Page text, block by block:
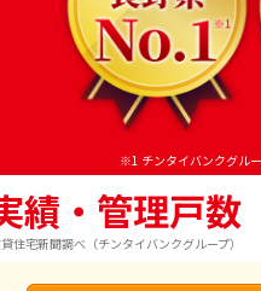
※1 チンタイバンクグル
績・管理戸数
宅新聞調べ（チンタイバンクグループ）